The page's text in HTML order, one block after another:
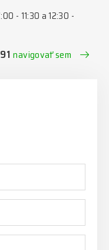
- 11:30 a 12:30 -
navigovať sem